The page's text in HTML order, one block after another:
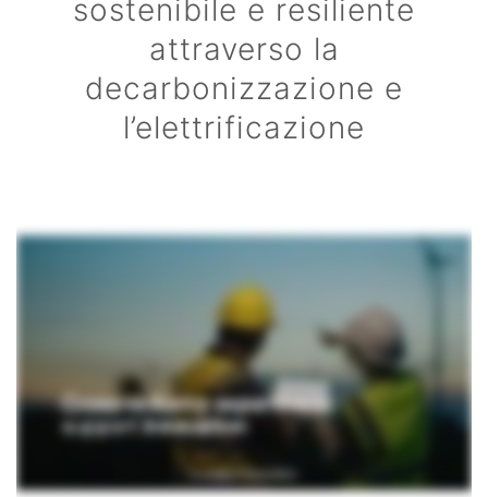
sostenibile e resiliente
attraverso la
decarbonizzazione e
l’elettrificazione